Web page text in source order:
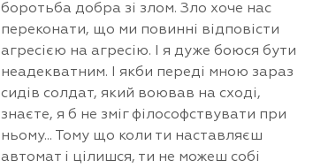
боротьба добра зі злом. Зло хоче нас
переконати, що ми повинні відповісти
агресією на агресію. І я дуже боюся бути
неадекватним. І якби переді мною зараз
сидів солдат, який воював на сході,
знаєте, я б не зміг філософствувати при
ньому... Тому що коли ти наставляєш
автомат і цілишся, ти не можеш собі